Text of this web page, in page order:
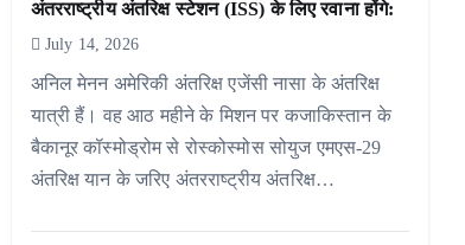
अंतरराष्ट्रीय अंतरिक्ष स्टेशन (ISS) के लिए रवाना होंगे:
July 14, 2026
अनिल मेनन अमेरिकी अंतरिक्ष एजेंसी नासा के अंतरिक्ष
यात्री हैं। वह आठ महीने के मिशन पर कजाकिस्तान के
बैकानूर कॉस्मोड्रोम से रोस्कोस्मोस सोयुज एमएस-29
अंतरिक्ष यान के जरिए अंतरराष्ट्रीय अंतरिक्ष…